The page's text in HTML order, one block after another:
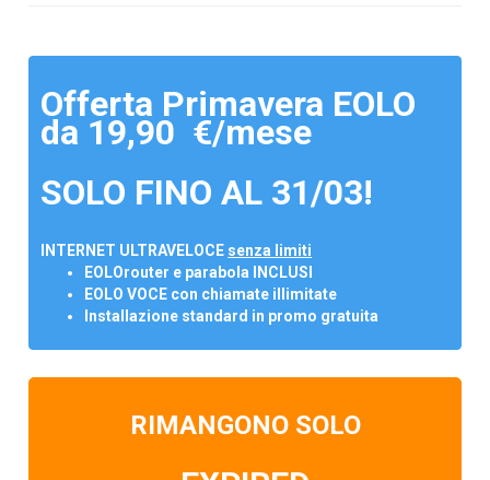
Offerta Primavera EOLO
da 19,90 €/mese
SOLO FINO AL 31/03!
INTERNET ULTRAVELOCE senza limiti
EOLOrouter e parabola INCLUSI
EOLO VOCE con chiamate illimitate
Installazione standard in promo gratuita
RIMANGONO SOLO